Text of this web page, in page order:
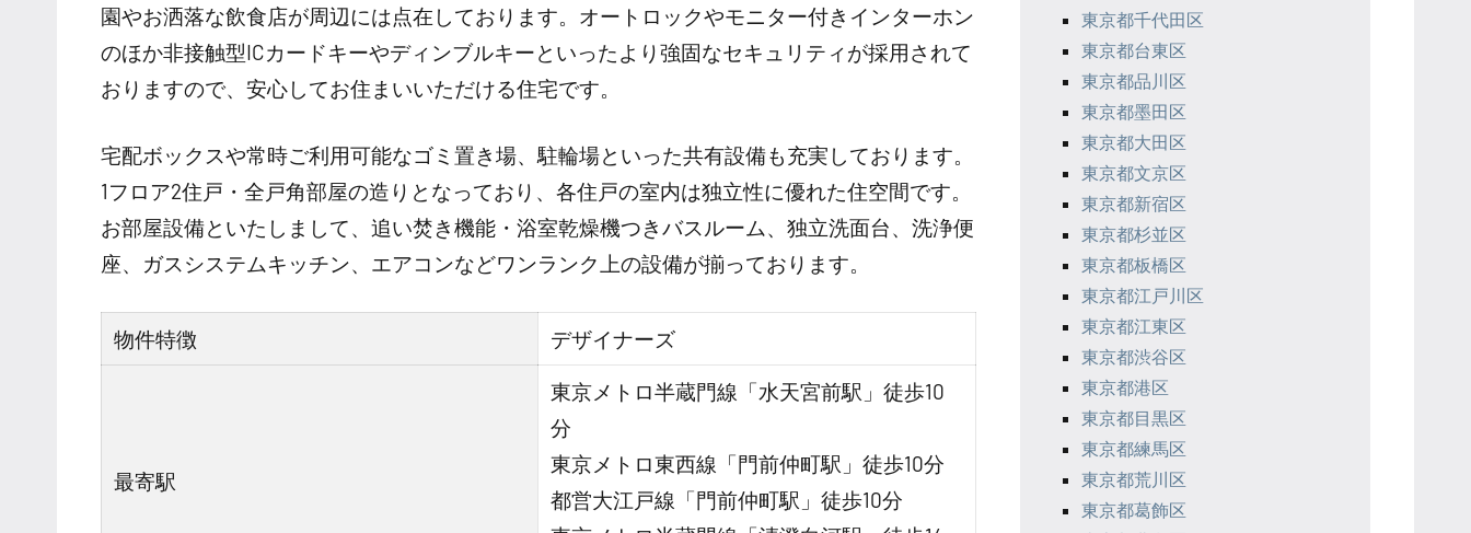
園やお洒落な飲食店が周辺には点在しております。オートロックやモニター付きインターホン
のほか非接触型ICカードキーやディンブルキーといったより強固なセキュリティが採用されて
おりますので、安心してお住まいいただける住宅です。
宅配ボックスや常時ご利用可能なゴミ置き場、駐輪場といった共有設備も充実しております。
1フロア2住戸・全戸角部屋の造りとなっており、各住戸の室内は独立性に優れた住空間です。
お部屋設備といたしまして、追い焚き機能・浴室乾燥機つきバスルーム、独立洗面台、洗浄便
座、ガスシステムキッチン、エアコンなどワンランク上の設備が揃っております。
物件特徴 デザイナーズ
最寄駅
東京メトロ半蔵門線「水天宮前駅」徒歩10
分
東京メトロ東西線「門前仲町駅」徒歩10分
都営大江戸線「門前仲町駅」徒歩10分
東京都千代田区
東京都台東区
東京都品川区
東京都墨田区
東京都大田区
東京都文京区
東京都新宿区
東京都杉並区
東京都板橋区
東京都江戸川区
東京都江東区
東京都渋谷区
東京都港区
東京都目黒区
東京都練馬区
東京都荒川区
東京都葛飾区